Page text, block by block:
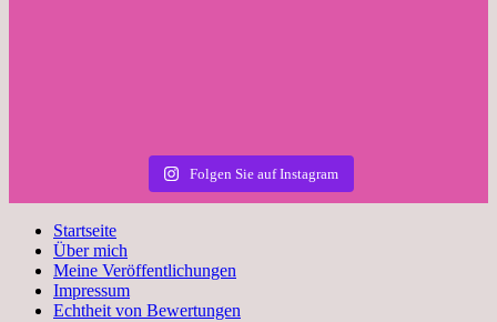
Folgen Sie auf Instagram
Startseite
Über mich
Meine Veröffentlichungen
Impressum
Echtheit von Bewertungen